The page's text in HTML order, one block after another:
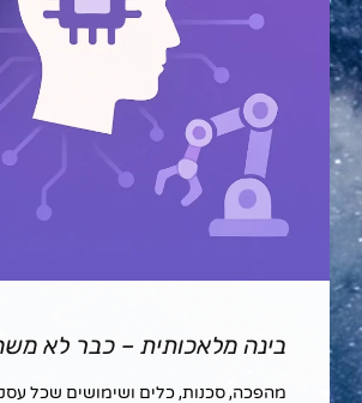
בינה מלאכותית – כבר לא
מהפכה, סכנות, כלים ושימושים שכל